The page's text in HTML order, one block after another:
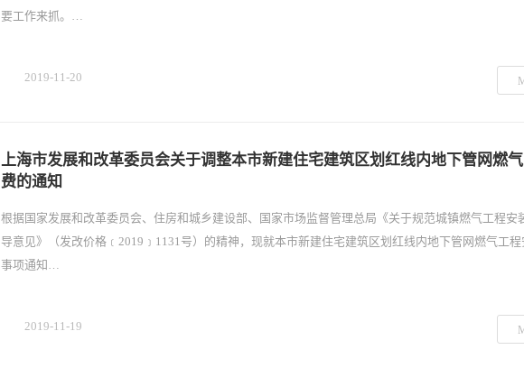
要工作来抓。…
2019-11-20
上海市发展和改革委员会关于调整本市新建住宅建筑区划红线内地下管网燃
费的通知
根据国家发展和改革委员会、住房和城乡建设部、国家市场监督管理总局《关于规范城镇燃气工程安
导意见》（发改价格﹝2019﹞1131号）的精神，现就本市新建住宅建筑区划红线内地下管网燃气工
事项通知…
2019-11-19